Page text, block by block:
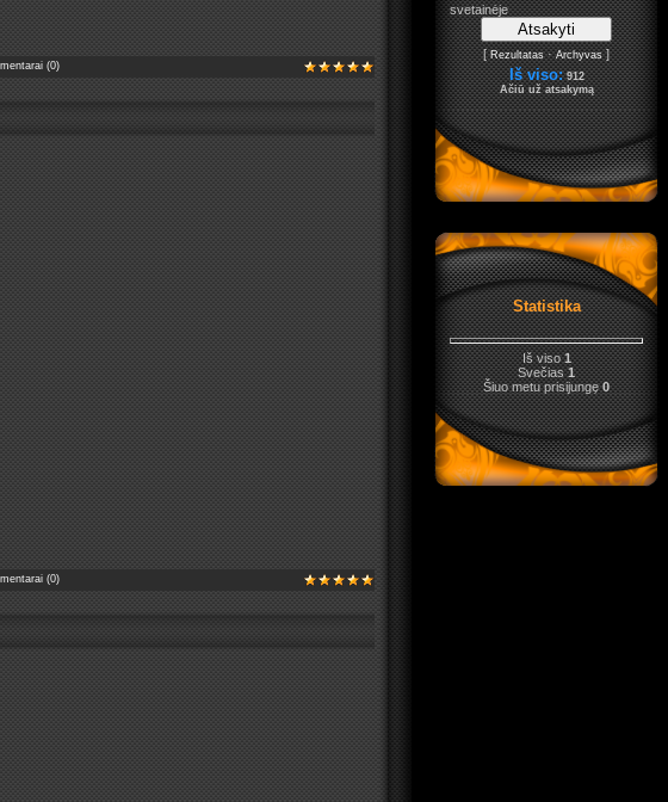
(0)
(0)
svetainėje
[Rezultatas·Archyvas]
Iš viso: 912
Ačiū už atsakymą
Statistika
Iš viso1
Svečias1
Šiuo metu prisijungę0